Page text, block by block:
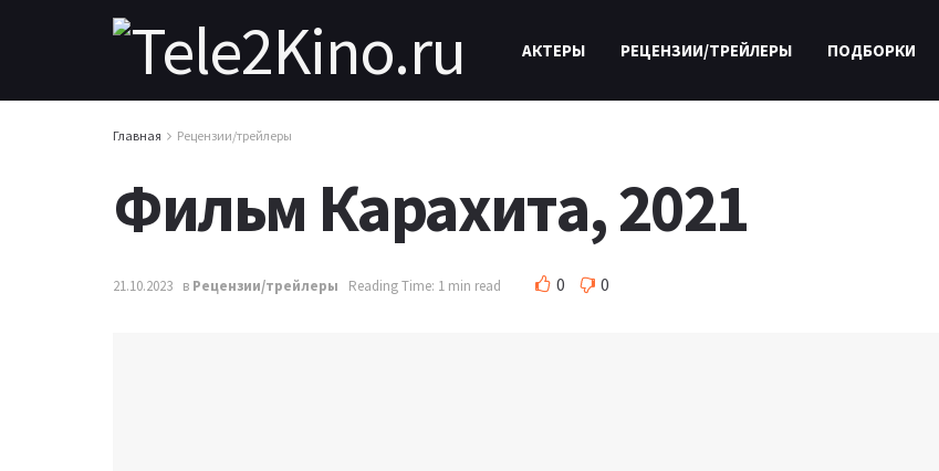
АКТЕРЫ РЕЦЕНЗИИ/ТРЕЙЛЕРЫ ПОДБОРКИ
Главная Рецензии/трейлеры
Фильм Карахита, 2021
21.10.2023 в Рецензии/трейлеры Reading Time: 1 min read 0 0